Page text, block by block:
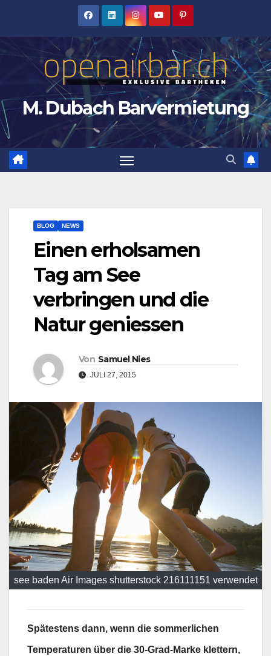
M. Dubach Barvermietung
BLOG NEWS
Einen erholsamen
Tag am See
verbringen und die
Natur geniessen
Von Samuel Nies
JULI 27, 2015
see baden Air Images shutterstock 216111151 verwendet
Spätestens dann, wenn die sommerlichen
Temperaturen über die 30-Grad-Marke klettern,